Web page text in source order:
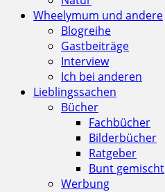
Wheelymum und andere
Blogreihe
Gastbeiträge
Interview
Ich bei anderen
Lieblingssachen
Bücher
Fachbücher
Bilderbücher
Ratgeber
Bunt gemischt
Werbung